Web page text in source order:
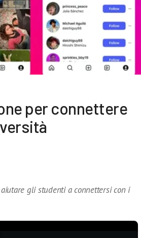
per connettere
gli studenti a connettersi con i